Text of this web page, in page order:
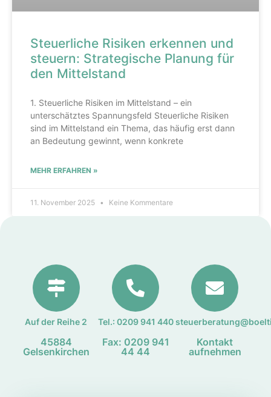
Steuerliche Risiken erkennen und
steuern: Strategische Planung für
den Mittelstand
1. Steuerliche Risiken im Mittelstand – ein
unterschätztes Spannungsfeld Steuerliche Risiken
sind im Mittelstand ein Thema, das häufig erst dann
an Bedeutung gewinnt, wenn konkrete
MEHR ERFAHREN »
11. November 2025 Keine Kommentare
Auf der Reihe 2
45884
Gelsenkirchen
Tel.: 0209 941 440
Fax: 0209 941
44 44
Kontakt
aufnehmen